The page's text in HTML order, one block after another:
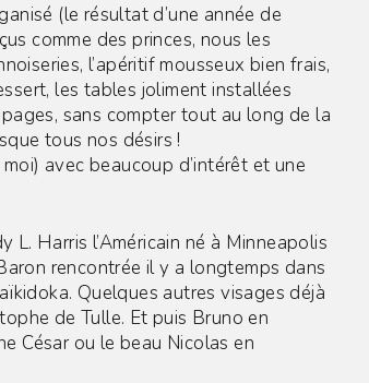
(le résultat d’une année de
comme des princes, nous les
l’apéritif mousseux bien frais,
les tables joliment installées
sans compter tout au long de la
tous nos désirs !
avec beaucoup d’intérêt et une
Harris l’Américain né à Minneapolis
rencontrée il y a longtemps dans
Quelques autres visages déjà
de Tulle. Et puis Bruno en
César ou le beau Nicolas en